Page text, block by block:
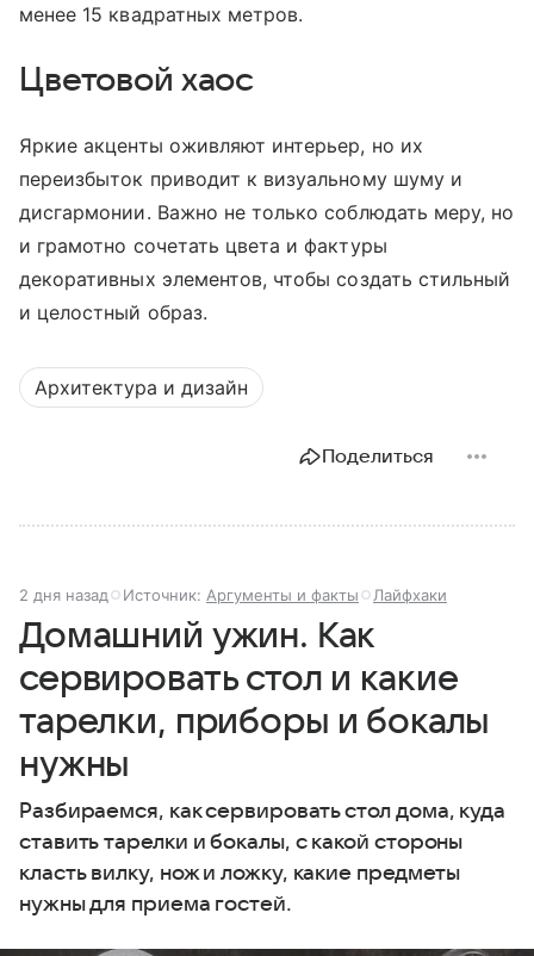
менее 15 квадратных метров.
Цветовой хаос
Яркие акценты оживляют интерьер, но их
переизбыток приводит к визуальному шуму и
дисгармонии. Важно не только соблюдать меру, но
и грамотно сочетать цвета и фактуры
декоративных элементов, чтобы создать стильный
и целостный образ.
Архитектура и дизайн
Поделиться
2 дня назад Источник: Аргументы и факты Лайфхаки
Домашний ужин. Как
сервировать стол и какие
тарелки, приборы и бокалы
нужны
Разбираемся, как сервировать стол дома, куда
ставить тарелки и бокалы, с какой стороны
класть вилку, нож и ложку, какие предметы
нужны для приема гостей.